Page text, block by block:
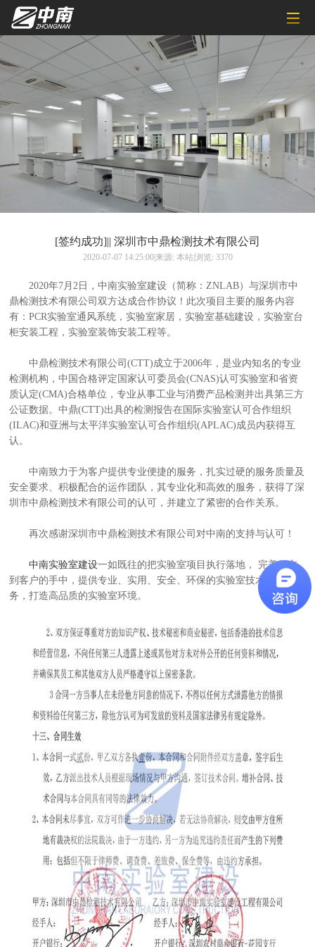
[签约成功]|| 深圳市中鼎检测技术有限公司
2020-07-07 14:25:00|来源: 本站|浏览: 3370
2020年7月2日，中南实验室建设（简称：ZNLAB）与深圳市中
鼎检测技术有限公司双方达成合作协议！此次项目主要的服务内容
有：PCR实验室通风系统，实验室家居，实验室基础建设，实验室台
柜安装工程，实验室装饰安装工程等。
中鼎检测技术有限公司(CTT)成立于2006年，是业内知名的专业
检测机构，中国合格评定国家认可委员会(CNAS)认可实验室和省资
质认定(CMA)合格单位，专业从事工业与消费产品检测并出具第三方
公证数据。中鼎(CTT)出具的检测报告在国际实验室认可合作组织
(ILAC)和亚洲与太平洋实验室认可合作组织(APLAC)成员内获得互
认。
中南致力于为客户提供专业便捷的服务，扎实过硬的服务质量及
安全要求、积极配合的运作团队，其专业化和高效的服务，获得了深
圳市中鼎检测技术有限公司的认可，并建立了紧密的合作关系。
再次感谢深圳市中鼎检测技术有限公司对中南的支持与认可！
中南实验室建设一如既往的把实验室项目执行落地， 完美的交
到客户的手中，提供专业、实用、安全、环保的实验室技术支持与服
务，打造高品质的实验室环境。